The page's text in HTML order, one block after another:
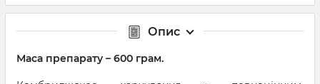
Опис
Маса препарату – 600 грам.